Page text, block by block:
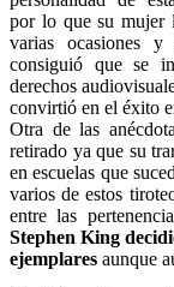
por lo que su mujer
varias ocasiones
consiguió que se
derechos
convirtió en el éxito
Otra de las
retirado ya que su
en escuelas que
varios de estos
entre las
Stephen King
ejemplares aunque